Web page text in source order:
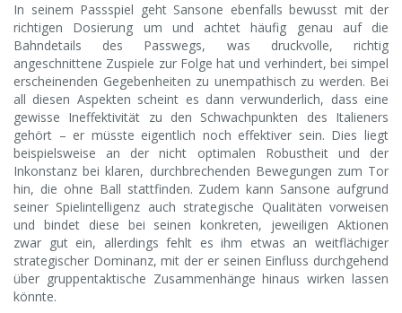
In seinem Passspiel geht Sansone ebenfalls bewusst mit der
richtigen Dosierung um und achtet häufig genau auf die
Bahndetails des Passwegs, was druckvolle, richtig
angeschnittene Zuspiele zur Folge hat und verhindert, bei simpel
erscheinenden Gegebenheiten zu unempathisch zu werden. Bei
all diesen Aspekten scheint es dann verwunderlich, dass eine
gewisse Ineffektivität zu den Schwachpunkten des Italieners
gehört – er müsste eigentlich noch effektiver sein. Dies liegt
beispielsweise an der nicht optimalen Robustheit und der
Inkonstanz bei klaren, durchbrechenden Bewegungen zum Tor
hin, die ohne Ball stattfinden. Zudem kann Sansone aufgrund
seiner Spielintelligenz auch strategische Qualitäten vorweisen
und bindet diese bei seinen konkreten, jeweiligen Aktionen
zwar gut ein, allerdings fehlt es ihm etwas an weitflächiger
strategischer Dominanz, mit der er seinen Einfluss durchgehend
über gruppentaktische Zusammenhänge hinaus wirken lassen
könnte.